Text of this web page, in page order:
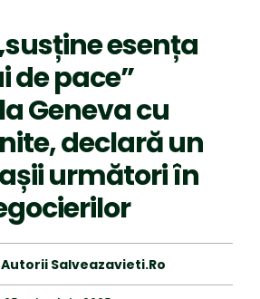
esența
pace”
Geneva cu
declară un
următori în
Autorii Salveazavieti.ro